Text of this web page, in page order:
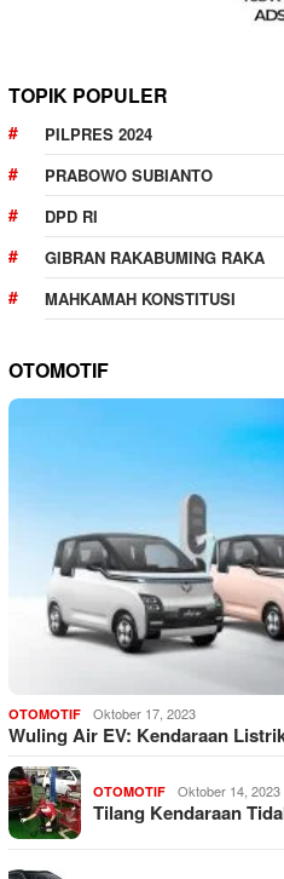
TOPIK POPULER
PILPRES 2024
PRABOWO SUBIANTO
DPD RI
GIBRAN RAKABUMING RAKA
MAHKAMAH KONSTITUSI
OTOMOTIF
OTOMOTIF Oktober 17, 2023
Wuling Air EV: Kendaraan
OTOMOTIF Oktober 14, 2023
Tilang Kendaraan